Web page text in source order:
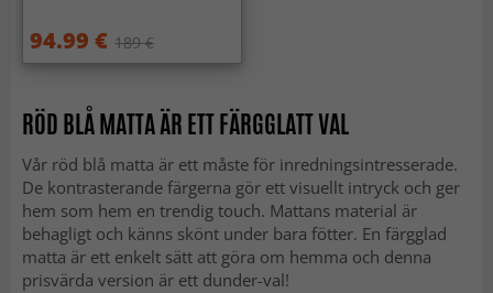
94.99 € 189 €
RÖD BLÅ MATTA ÄR ETT FÄRGGLATT VAL
Vår röd blå matta är ett måste för inredningsintresserade.
De kontrasterande färgerna gör ett visuellt intryck och ger
hem som hem en trendig touch. Mattans material är
behagligt och känns skönt under bara fötter. En färgglad
matta är ett enkelt sätt att göra om hemma och denna
prisvärda version är ett dunder-val!